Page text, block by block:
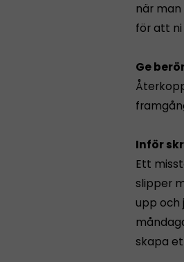
när
för att
Ge
Inför
Ett
slipper
upp och
skapa